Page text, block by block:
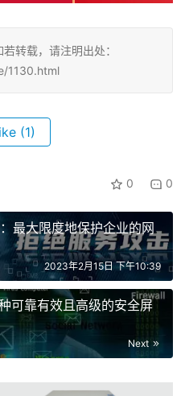
转载，请注明出处：
1130.html
(1)
0 0
最大限度地保护企业的网
2023年2月15日 下午10:39
可靠有效且高级的安全屏
Next